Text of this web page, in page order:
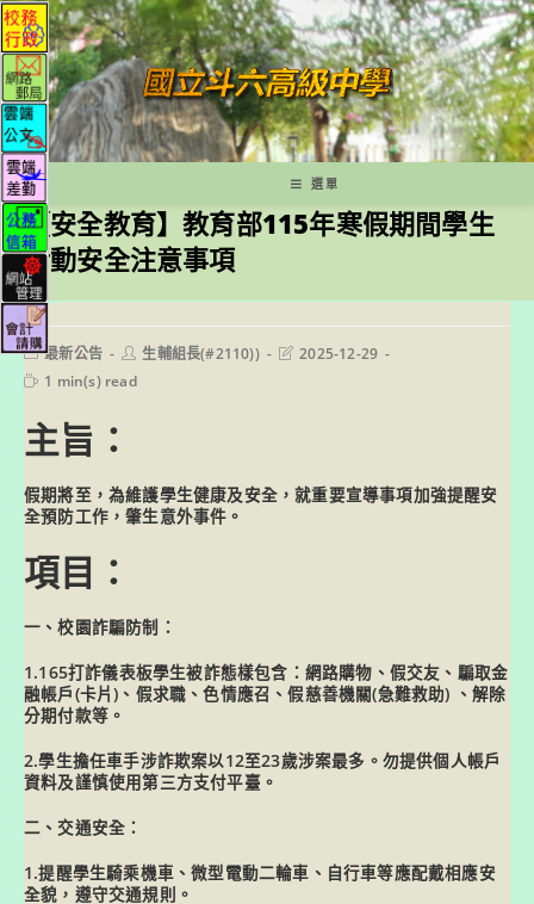
跳
轉
至
主
要
內
容
選單
【安全教育】教育部115年寒假期間學生
活動安全注意事項
Post
category:
最新公告
Post生輔組長(#2110))
Post2025-12-29
Reading
1 min(s) read
主旨：
假期將至，為維護學生健康及安全，就重要宣導事項加強提醒安
全預防工作，肇生意外事件。
項目：
一、校園詐騙防制：
1.165打詐儀表板學生被詐態樣包含：網路購物、假交友、騙取金
融帳戶(卡片)、假求職、色情應召、假慈善機關(急難救助) 、解除
分期付款等。
2.學生擔任車手涉詐欺案以12至23歲涉案最多。勿提供個人帳戶
資料及謹慎使用第三方支付平臺。
二、交通安全：
1.提醒學生騎乘機車、微型電動二輪車、自行車等應配戴相應安
全貌，遵守交通規則。